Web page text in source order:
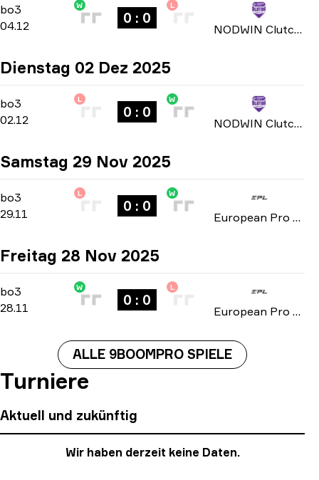
bo3 Group Stage
bo3
04.12
W
0 : 0
L
NODWIN Clutch Series: Season 3 2025
Dienstag 02 Dez 2025
bo3 Group Stage
bo3
02.12
L
0 : 0
W
NODWIN Clutch Series: Season 3 2025
Samstag 29 Nov 2025
bo3 -bo3
29.11
L
0 : 0
W
European Pro League: Series 3 2025
Freitag 28 Nov 2025
bo3 -bo3
28.11
W
0 : 0
L
European Pro League: Series 3 2025
ALLE 9BOOMPRO SPIELE
Turniere
Aktuell und zukünftig
Wir haben derzeit keine Daten.